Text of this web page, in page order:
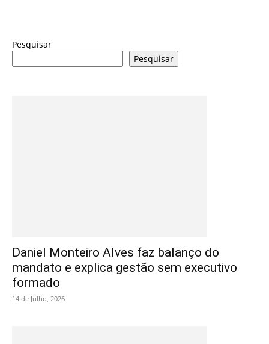
Pesquisar
Pesquisar
Daniel Monteiro Alves faz balanço do
mandato e explica gestão sem executivo
formado
14 de Julho, 2026